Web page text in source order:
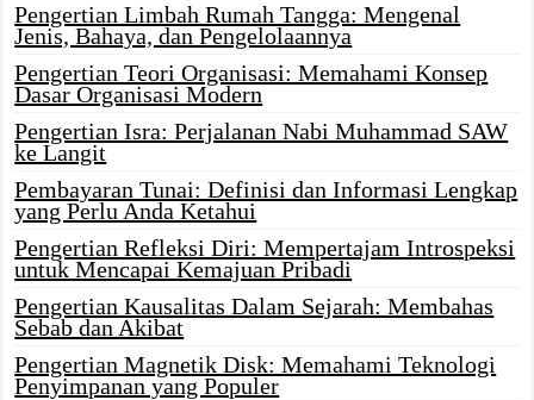
Pengertian Limbah Rumah Tangga: Mengenal
Jenis, Bahaya, dan Pengelolaannya
Pengertian Teori Organisasi: Memahami Konsep
Dasar Organisasi Modern
Pengertian Isra: Perjalanan Nabi Muhammad SAW
ke Langit
Pembayaran Tunai: Definisi dan Informasi Lengkap
yang Perlu Anda Ketahui
Pengertian Refleksi Diri: Mempertajam Introspeksi
untuk Mencapai Kemajuan Pribadi
Pengertian Kausalitas Dalam Sejarah: Membahas
Sebab dan Akibat
Pengertian Magnetik Disk: Memahami Teknologi
Penyimpanan yang Populer